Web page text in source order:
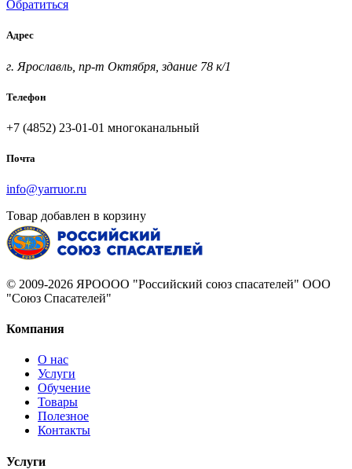
Обратиться
Адрес
г. Ярославль, пр-т Октября, здание 78 к/1
Телефон
+7 (4852) 23-01-01 многоканальный
Почта
info@yarruor.ru
Товар добавлен в корзину
© 2009-2026 ЯРОООО "Российский союз спасателей" ООО
"Союз Спасателей"
Компания
О нас
Услуги
Обучение
Товары
Полезное
Контакты
Услуги